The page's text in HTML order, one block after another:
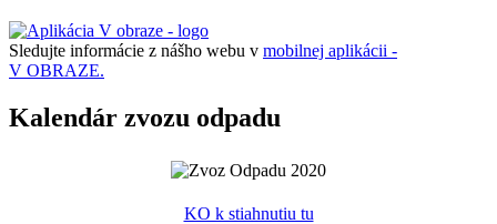
Sledujte informácie z nášho webu v mobilnej aplikácii -
V OBRAZE.
Kalendár zvozu odpadu
KO k stiahnutiu tu